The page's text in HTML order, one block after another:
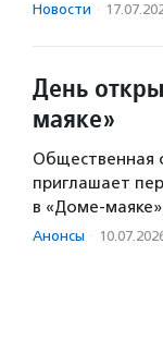
Новости ·
День
маяке»
Общественная
приглашает
в «Доме-
Анонсы ·